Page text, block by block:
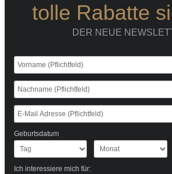
tolle Rabatte
DER NEUE
Geburtsdatum
Ich interessiere mich für: